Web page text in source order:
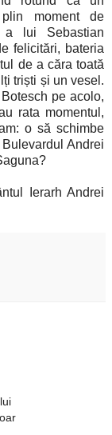
moment de
a lui Sebastian
felicitări, bateria
de a căra toată
triști și un vesel.
pe acolo,
rata momentul,
o să schimbe
Andrei
Ierarh Andrei